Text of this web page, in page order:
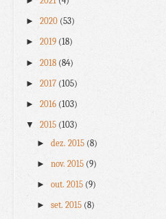
►2020 (53)
►2019 (18)
►2018 (84)
►2017 (105)
►2016 (103)
▼2015 (103)
► dez. 2015 (8)
► nov. 2015 (9)
► out. 2015 (9)
► set. 2015 (8)